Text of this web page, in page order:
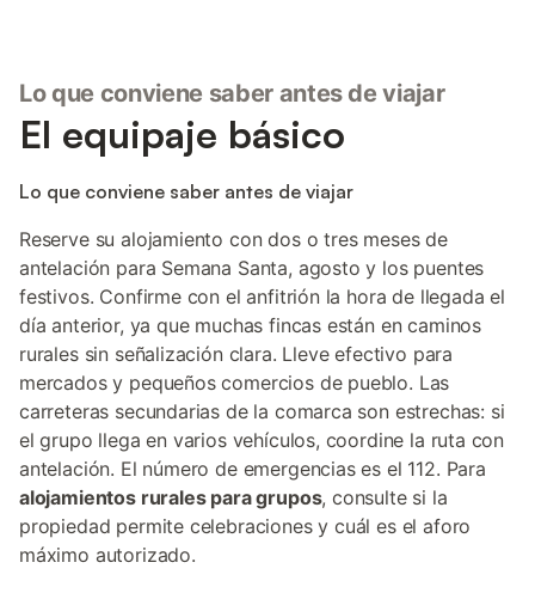
Lo que conviene saber antes de viajar
El equipaje básico
Lo que conviene saber antes de viajar
Reserve su alojamiento con dos o tres meses de
antelación para Semana Santa, agosto y los puentes
festivos. Confirme con el anfitrión la hora de llegada el
día anterior, ya que muchas fincas están en caminos
rurales sin señalización clara. Lleve efectivo para
mercados y pequeños comercios de pueblo. Las
carreteras secundarias de la comarca son estrechas: si
el grupo llega en varios vehículos, coordine la ruta con
antelación. El número de emergencias es el 112. Para
alojamientos rurales para grupos, consulte si la
propiedad permite celebraciones y cuál es el aforo
máximo autorizado.